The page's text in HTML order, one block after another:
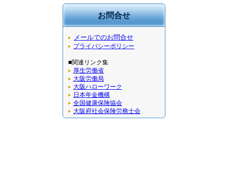
お問合せ
メールでのお問合せ
プライバシーポリシー
■関連リンク集
厚生労働省
大阪労働局
大阪ハローワーク
日本年金機構
全国健康保険協会
大阪府社会保険労務士会